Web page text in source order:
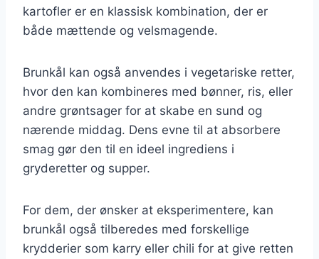
kartofler er en klassisk kombination, der er
både mættende og velsmagende.
Brunkål kan også anvendes i vegetariske retter,
hvor den kan kombineres med bønner, ris, eller
andre grøntsager for at skabe en sund og
nærende middag. Dens evne til at absorbere
smag gør den til en ideel ingrediens i
gryderetter og supper.
For dem, der ønsker at eksperimentere, kan
brunkål også tilberedes med forskellige
krydderier som karry eller chili for at give retten